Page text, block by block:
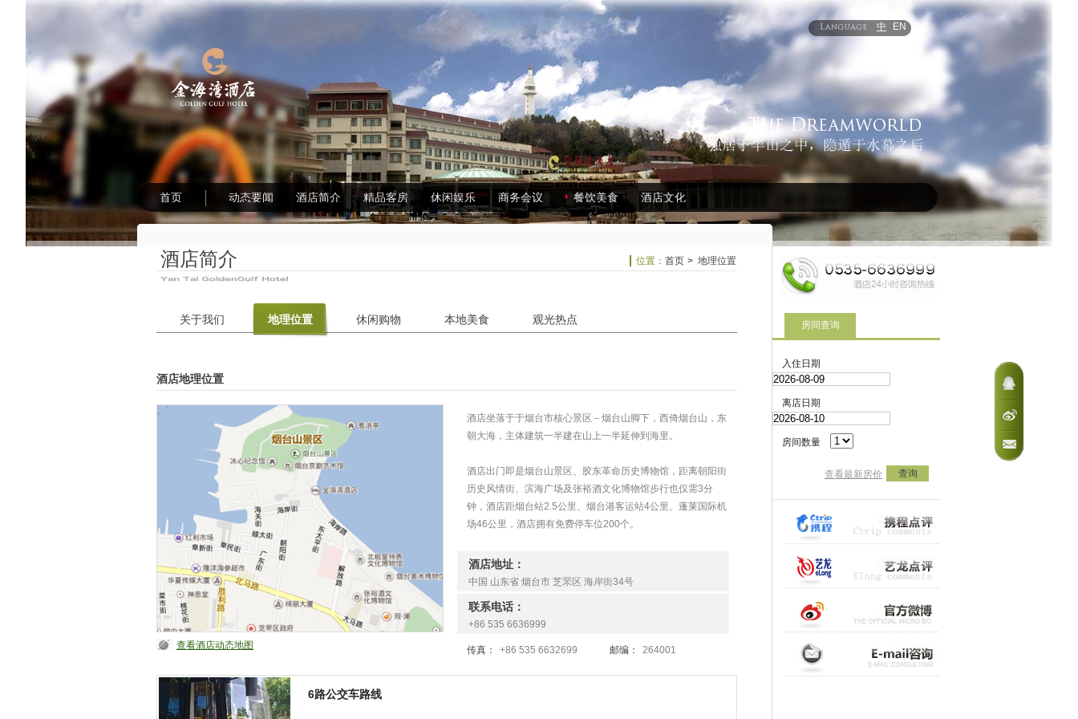
中 EN
首页 动态要闻 酒店简介 精品客房 休闲娱乐 商务会议 餐饮美食 酒店文化
酒店简介 位置： 首页 > 地理位置
关于我们 地理位置 休闲购物 本地美食 观光热点
酒店地理位置
查看酒店动态地图
酒店坐落于于烟台市核心景区－烟台山脚下，西倚烟台山，东
朝大海，主体建筑一半建在山上一半延伸到海里。
酒店出门即是烟台山景区、胶东革命历史博物馆，距离朝阳街
历史风情街、滨海广场及张裕酒文化博物馆步行也仅需3分
钟，酒店距烟台站2.5公里、烟台港客运站4公里、蓬莱国际机
场46公里，酒店拥有免费停车位200个。
酒店地址：
中国 山东省 烟台市 芝罘区 海岸街34号
联系电话：
+86 535 6636999
传真： +86 535 6632699 邮编： 264001
6路公交车路线
房间查询
入住日期
离店日期
房间数量
查看最新房价 查询